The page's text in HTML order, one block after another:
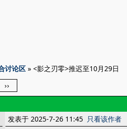
讨论区 » <影之刃零>推迟至10月29日
››
发表于 2025-7-26 11:45 只看该作者